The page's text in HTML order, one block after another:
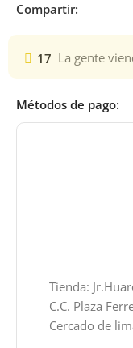
Compartir:
17 La gente
Métodos de pago:
Tienda:
C.C. Plaza
Cercado de